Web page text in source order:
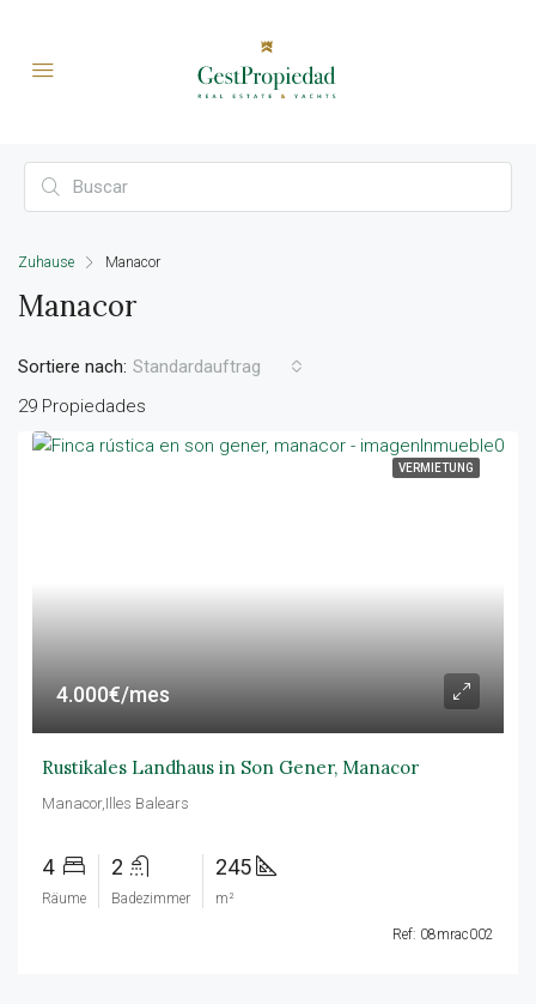
Zuhause Manacor
Manacor
29 Propiedades
Sortiere nach: Standardauftrag
VERMIETUNG
4.000€/mes
Rustikales Landhaus in Son Gener, Manacor
Manacor,Illes Balears
4
Räume
2
Badezimmer
245
m²
Ref: 08mrac002